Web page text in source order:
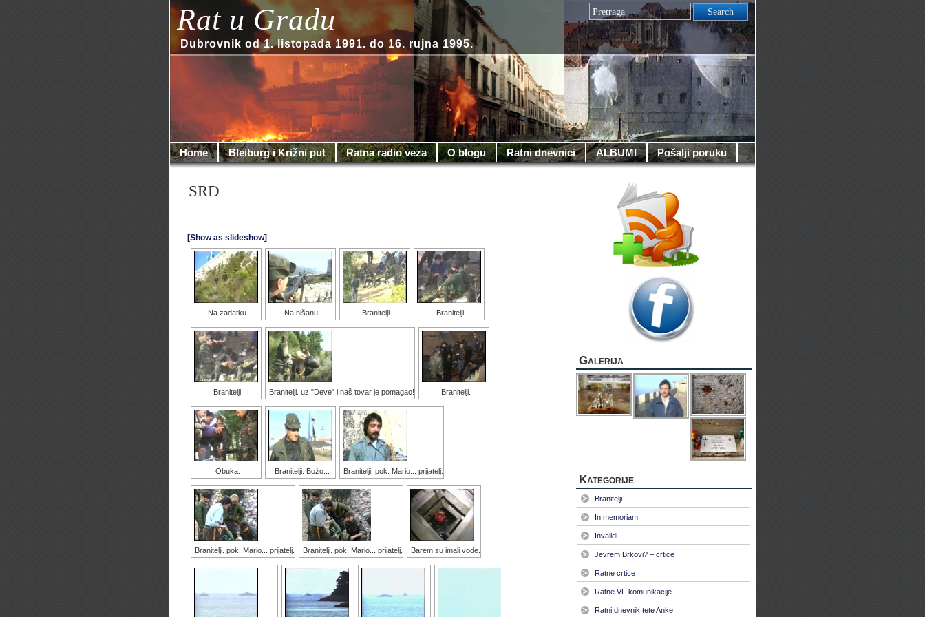
Rat u Gradu
Dubrovnik od 1. listopada 1991. do 16. rujna 1995.
Home Bleiburg i Križni put Ratna radio veza O blogu Ratni dnevnici ALBUMI Pošalji poruku
SRĐ
[Show as slideshow]
Na zadatku. Na nišanu. Branitelji. Branitelji.
Branitelji. Branitelji. uz "Deve" i naš tovar je pomagao! Branitelji.
Obuka. Branitelji. Božo... Branitelji. pok. Mario... prijatelj.
Branitelji. pok. Mario... prijatelj. Branitelji. pok. Mario... prijatelj. Barem su imali vode.
Galerija
Kategorije
Branitelji
In memoriam
Invalidi
Jevrem Brkovi? – crtice
Ratne crtice
Ratne VF komunikacije
Ratni dnevnik tete Anke